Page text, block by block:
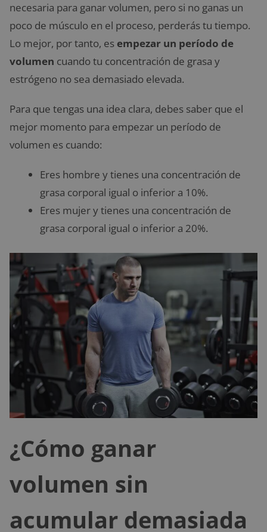
necesaria para ganar volumen, pero si no ganas un
poco de músculo en el proceso, perderás tu tiempo.
Lo mejor, por tanto, es empezar un período de
volumen cuando tu concentración de grasa y
estrógeno no sea demasiado elevada.
Para que tengas una idea clara, debes saber que el
mejor momento para empezar un período de
volumen es cuando:
Eres hombre y tienes una concentración de
grasa corporal igual o inferior a 10%.
Eres mujer y tienes una concentración de
grasa corporal igual o inferior a 20%.
¿Cómo ganar
volumen sin
acumular demasiada